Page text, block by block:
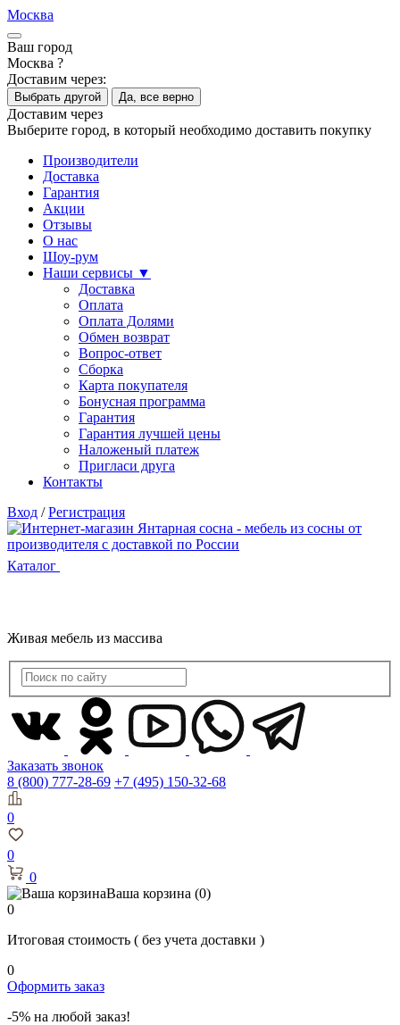
Москва
Ваш город
Москва ?
Доставим через:
Выбрать другой Да, все верно
Доставим через
Выберите город, в который необходимо доставить покупку
Производители
Доставка
Гарантия
Акции
Отзывы
О нас
Шоу-рум
Наши сервисы ▼
Доставка
Оплата
Оплата Долями
Обмен возврат
Вопрос-ответ
Сборка
Карта покупателя
Бонусная программа
Гарантия
Гарантия лучшей цены
Наложеный платеж
Пригласи друга
Контакты
Вход / Регистрация
Каталог
Живая мебель из массива
Заказать звонок
8 (800) 777-28-69 +7 (495) 150-32-68
0
0
0
Ваша корзина (0)
0
Итоговая стоимость ( без учета доставки )
0
Оформить заказ
-5% на любой заказ!